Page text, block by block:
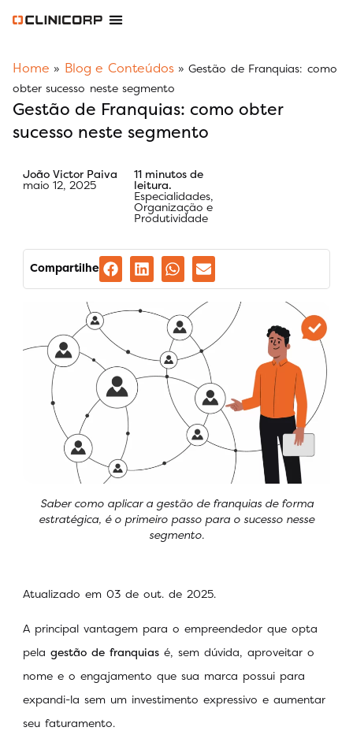
Home » Blog e Conteúdos»Gestão de Franquias: como
obter sucesso neste segmento
Gestão de Franquias: como obter
sucesso neste segmento
João Victor Paiva
maio 12, 2025
11 minutos de
leitura.
Especialidades,
Organização e
Produtividade
Compartilhe
Saber como aplicar a gestão de franquias de forma
estratégica, é o primeiro passo para o sucesso nesse
segmento.
Atualizado em 03 de out. de 2025.
A principal vantagem para o empreendedor que opta
pela gestão de franquias é, sem dúvida, aproveitar o
nome e o engajamento que sua marca possui para
expandi-la sem um investimento expressivo e aumentar
seu faturamento.